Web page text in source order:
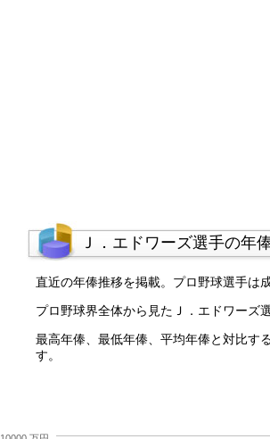
Ｊ．エドワーズ選手の年
直近の年俸推移を掲載。プロ野球選手は
プロ野球界全体から見たＪ．エドワーズ
最高年俸、最低年俸、平均年俸と対比す
す。